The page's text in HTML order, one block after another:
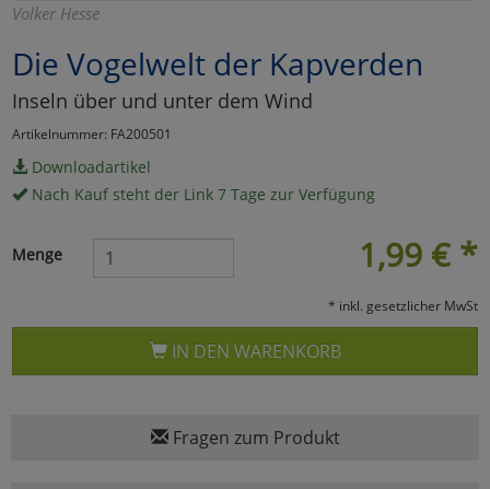
Volker Hesse
Die Vogelwelt der Kapverden
Inseln über und unter dem Wind
Artikelnummer: FA200501
Downloadartikel
Nach Kauf steht der Link 7 Tage zur Verfügung
1,99 € *
Menge
* inkl. gesetzlicher MwSt
IN DEN WARENKORB
Fragen zum Produkt
Umfragetools
Cookies
Alle Akzeptieren
zurück
zu Haupptseite